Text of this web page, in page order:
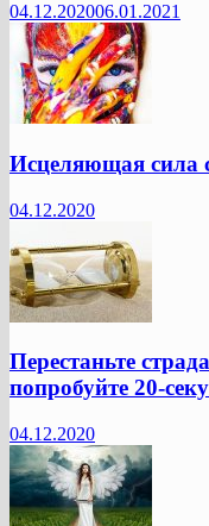
04.12.202006.01.2021
Исцеляющая сила
04.12.2020
Перестаньте
попробуйте 20-
04.12.2020